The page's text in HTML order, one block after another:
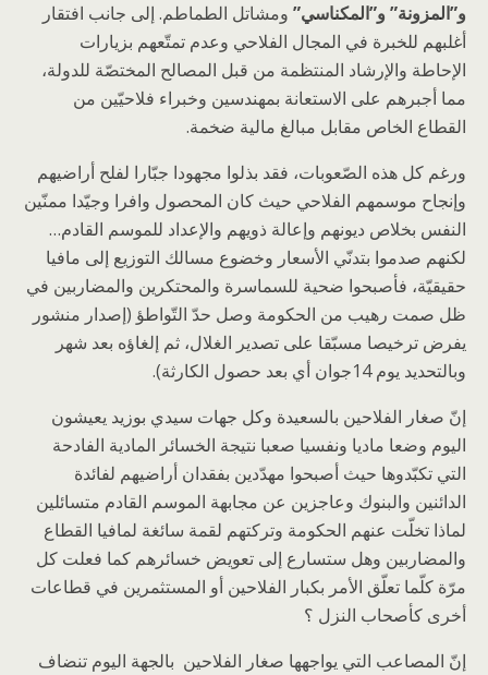
و”المزونة” و”المكناسي” ومشاتل الطماطم. إلى جانب افتقار
أغلبهم للخبرة في المجال الفلاحي وعدم تمتّعهم بزيارات
الإحاطة والإرشاد المنتظمة من قبل المصالح المختصّة للدولة،
مما أجبرهم على الاستعانة بمهندسين وخبراء فلاحيّين من
القطاع الخاص مقابل مبالغ مالية ضخمة.
ورغم كل هذه الصّعوبات، فقد بذلوا مجهودا جبّارا لفلح أراضيهم
وإنجاح موسمهم الفلاحي حيث كان المحصول وافرا وجيّدا ممنّين
النفس بخلاص ديونهم وإعالة ذويهم والإعداد للموسم القادم…
لكنهم صدموا بتدنّي الأسعار وخضوع مسالك التوزيع إلى مافيا
حقيقيّة، فأصبحوا ضحية للسماسرة والمحتكرين والمضاربين في
ظل صمت رهيب من الحكومة وصل حدّ التّواطؤ (إصدار منشور
يفرض ترخيصا مسبّقا على تصدير الغلال، ثم إلغاؤه بعد شهر
وبالتحديد يوم 14جوان أي بعد حصول الكارثة).
إنّ صغار الفلاحين بالسعيدة وكل جهات سيدي بوزيد يعيشون
اليوم وضعا ماديا ونفسيا صعبا نتيجة الخسائر المادية الفادحة
التي تكبّدوها حيث أصبحوا مهدّدين بفقدان أراضيهم لفائدة
الدائنين والبنوك وعاجزين عن مجابهة الموسم القادم متسائلين
لماذا تخلّت عنهم الحكومة وتركتهم لقمة سائغة لمافيا القطاع
والمضاربين وهل ستسارع إلى تعويض خسائرهم كما فعلت كل
مرّة كلّما تعلّق الأمر بكبار الفلاحين أو المستثمرين في قطاعات
أخرى كأصحاب النزل ؟
إنّ المصاعب التي يواجهها صغار الفلاحين بالجهة اليوم تنضاف